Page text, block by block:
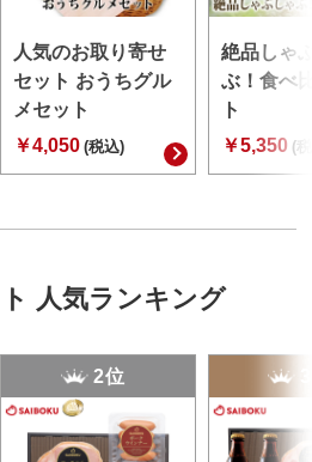
人気のお取り寄せ
セット おうちグル
メセット
￥4,050 (税込)
絶品しゃ
ぶ！食べ
ト
￥5,350 (
人気ランキング
2位